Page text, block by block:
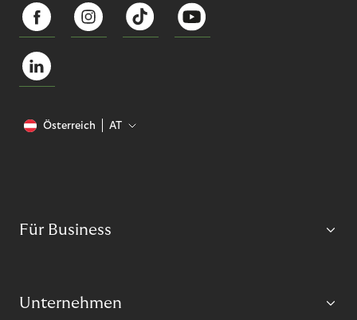
Österreich AT
Für Business
Unternehmen